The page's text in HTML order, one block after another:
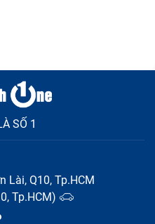
có chất lượng quá kém.
đã chụp xong.
camera.
SỐ 1
Lài, Q10, Tp.HCM
Tp.HCM)